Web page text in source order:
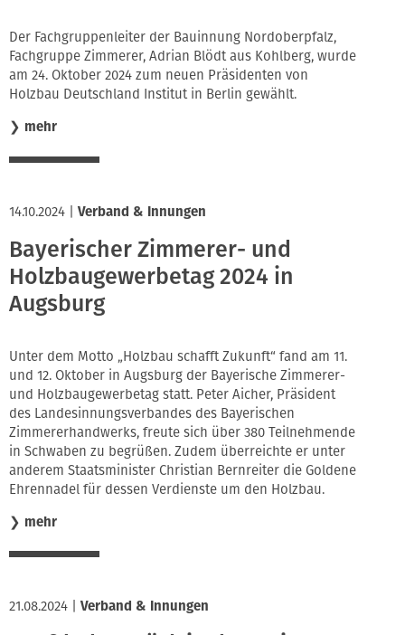
Der Fachgruppenleiter der Bauinnung Nordoberpfalz,
Fachgruppe Zimmerer, Adrian Blödt aus Kohlberg, wurde
am 24. Oktober 2024 zum neuen Präsidenten von
Holzbau Deutschland Institut in Berlin gewählt.
❯ mehr
14.10.2024 Verband & Innungen
Bayerischer Zimmerer- und
Holzbaugewerbetag 2024 in
Augsburg
Unter dem Motto „Holzbau schafft Zukunft“ fand am 11.
und 12. Oktober in Augsburg der Bayerische Zimmerer-
und Holzbaugewerbetag statt. Peter Aicher, Präsident
des Landesinnungsverbandes des Bayerischen
Zimmererhandwerks, freute sich über 380 Teilnehmende
in Schwaben zu begrüßen. Zudem überreichte er unter
anderem Staatsminister Christian Bernreiter die Goldene
Ehrennadel für dessen Verdienste um den Holzbau.
❯ mehr
21.08.2024 Verband & Innungen